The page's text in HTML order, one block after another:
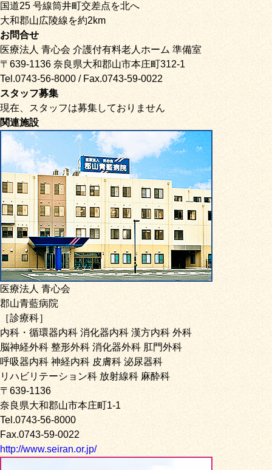
国道25 号線筒井町交差点を北へ
大和郡山広陵線を約2km
お問合せ
医療法人 青心会 介護付有料老人ホーム 準備室
〒639-1136 奈良県大和郡山市本庄町312-1
Tel.0743-56-8000 / Fax.0743-59-0022
スタッフ募集
現在、スタッフは募集しておりません
関連施設
医療法人 青心会
郡山青藍病院
［診療科］
内科・循環器内科 消化器内科 漢方内科 外科
脳神経外科 整形外科 消化器外科 肛門外科
呼吸器内科 神経内科 皮膚科 泌尿器科
リハビリテーション科 放射線科 麻酔科
〒639-1136
奈良県大和郡山市本庄町1-1
Tel.0743-56-8000
Fax.0743-59-0022
http://www.seiran.or.jp/